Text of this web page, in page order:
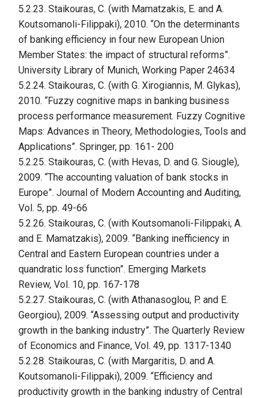
5.2.23. Staikouras, C. (with Mamatzakis, E. and A.
Koutsomanoli-Filippaki), 2010. “On the determinants
of banking efficiency in four new European Union
Member States: the impact of structural reforms”.
University Library of Munich, Working Paper 24634
5.2.24. Staikouras, C. (with G. Xirogiannis, M. Glykas),
2010. “Fuzzy cognitive maps in banking business
process performance measurement. Fuzzy Cognitive
Maps: Advances in Theory, Methodologies, Tools and
Applications”. Springer, pp. 161- 200
5.2.25. Staikouras, C. (with Hevas, D. and G. Siougle),
2009. “The accounting valuation of bank stocks in
Europe”. Journal of Modern Accounting and Auditing,
Vol. 5, pp. 49-66
5.2.26. Staikouras, C. (with Koutsomanoli-Filippaki, A.
and E. Mamatzakis), 2009. “Banking inefficiency in
Central and Eastern European countries under a
quandratic loss function”. Emerging Markets
Review, Vol. 10, pp. 167-178
5.2.27. Staikouras, C. (with Athanasoglou, P. and E.
Georgiou), 2009. “Assessing output and productivity
growth in the banking industry”. The Quarterly Review
of Economics and Finance, Vol. 49, pp. 1317-1340
5.2.28. Staikouras, C. (with Margaritis, D. and A.
Koutsomanoli-Filippaki), 2009. “Efficiency and
productivity growth in the banking industry of Central